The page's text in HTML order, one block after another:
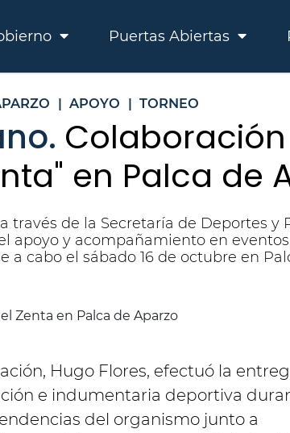
Puertas Abiertas
| APOYO | TORNEO
en Palca de
través de la Secretaría de Deportes
y acompañamiento en
a cabo el sábado 16 de octubre en
Hugo Flores, efectuó la
e indumentaria deportiva
del organismo junto a